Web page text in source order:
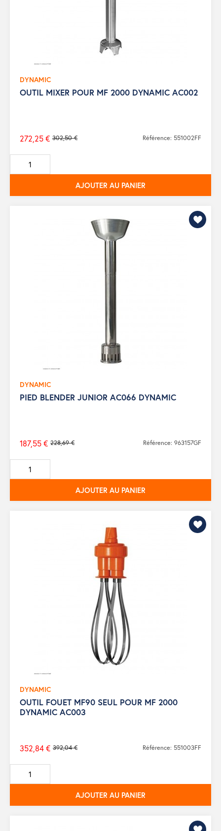
DYNAMIC
OUTIL MIXER POUR MF 2000 DYNAMIC AC002
Prix
de
base
302,50 €
272,25 € Référence: 551002FF
AJOUTER AU PANIER
DYNAMIC
PIED BLENDER JUNIOR AC066 DYNAMIC
Prix
de
base
228,69 €
187,55 € Référence: 963157GF
AJOUTER AU PANIER
DYNAMIC
OUTIL FOUET MF90 SEUL POUR MF 2000
DYNAMIC AC003
Prix
de
base
392,04 €
352,84 € Référence: 551003FF
AJOUTER AU PANIER